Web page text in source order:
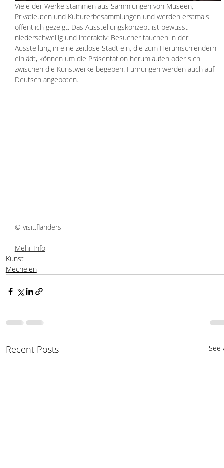
Viele der Werke stammen aus Sammlungen von Museen,
Privatleuten und Kulturerbesammlungen und werden erstmals
öffentlich gezeigt. Das Ausstellungskonzept ist bewusst
niederschwellig und interaktiv: Besucher tauchen in der
Ausstellung in eine zeitlose Stadt ein, die zum Herumschlendern
einlädt, können um die Präsentation herumlaufen oder sich
zwischen die Kunstwerke begeben. Führungen werden auch auf
Deutsch angeboten.
© visit.flanders
Mehr Info
Kunst
Mechelen
Recent Posts See